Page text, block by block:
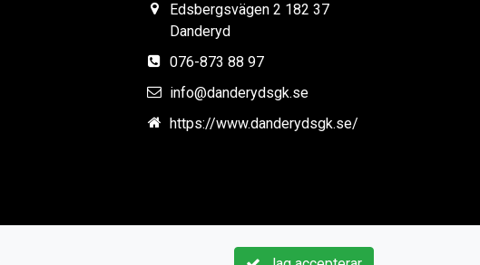
Edsbergsvägen 2 182 37
Danderyd
076-873 88 97
info@danderydsgk.se
https://www.danderydsgk.se/